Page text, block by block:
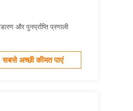
और पुनर्प्राप्ति प्रणाली
सबसे अच्छी कीमत पाएं